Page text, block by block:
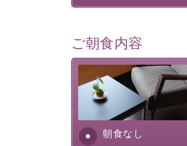
ご朝食内容
朝食なし
朝食なし。ご朝食を付
合は朝食付きのプラン
びくださいませ。